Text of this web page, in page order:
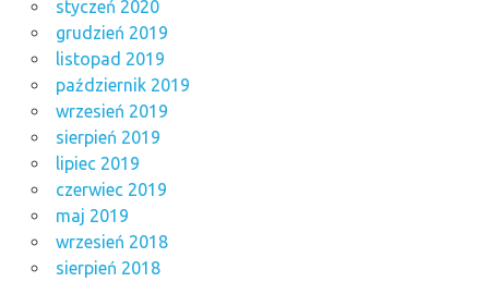
styczeń 2020
grudzień 2019
listopad 2019
październik 2019
wrzesień 2019
sierpień 2019
lipiec 2019
czerwiec 2019
maj 2019
wrzesień 2018
sierpień 2018